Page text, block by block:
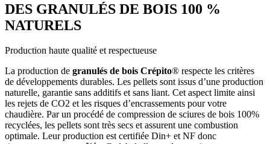
DES GRANULÉS DE BOIS 100 %
NATURELS
Production haute qualité et respectueuse
La production de granulés de bois Crépito® respecte les critères
de développements durables. Les pellets sont issus d’une production
naturelle, garantie sans additifs et sans liant. Cet aspect limite ainsi
les rejets de CO2 et les risques d’encrassements pour votre
chaudière. Par un procédé de compression de sciures de bois 100%
recyclées, les pellets sont très secs et assurent une combustion
optimale. Leur production est certifiée Din+ et NF donc